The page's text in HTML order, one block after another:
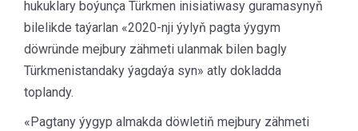
hukuklary boýunça Türkmen inisiatiwasy guramasynyň
bilelikde taýarlan «2020-nji ýylyň pagta ýygym
döwründe mejbury zähmeti ulanmak bilen bagly
Türkmenistandaky ýagdaýa syn» atly dokladda
toplandy.
«Pagtany ýygyp almakda döwletiň mejbury zähmeti